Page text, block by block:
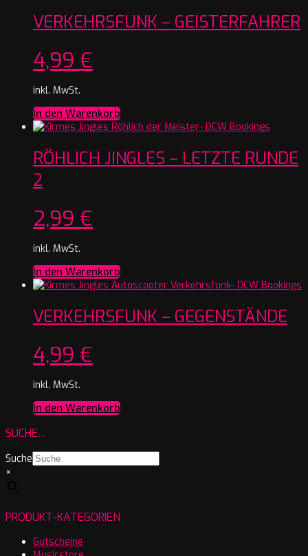
VERKEHRSFUNK – GEISTERFAHRER
4,99 €
inkl. MwSt.
In den Warenkorb
RÖHLICH JINGLES – LETZTE RUNDE
2
2,99 €
inkl. MwSt.
In den Warenkorb
VERKEHRSFUNK – GEGENSTÄNDE
4,99 €
inkl. MwSt.
In den Warenkorb
SUCHE…
Suche
×
PRODUKT-KATEGORIEN
Gutscheine